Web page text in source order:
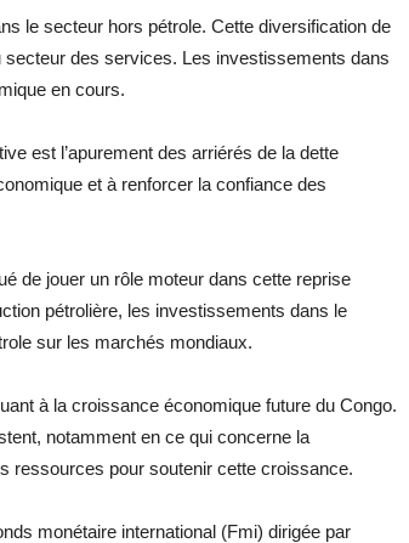
le secteur hors pétrole. Cette diversification de
secteur des services. Les investissements dans
en cours.
est l’apurement des arriérés de la dette
et à renforcer la confiance des
de jouer un rôle moteur dans cette reprise
pétrolière, les investissements dans le
sur les marchés mondiaux.
à la croissance économique future du Congo.
notamment en ce qui concerne la
ressources pour soutenir cette croissance.
monétaire international (Fmi) dirigée par